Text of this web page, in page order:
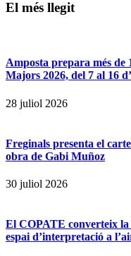
El més llegit
Amposta prepara més de
Majors 2026, del 7 al 16
28 juliol 2026
Freginals presenta el
obra de Gabi Muñoz
30 juliol 2026
El COPATE converteix la
espai d’interpretació a